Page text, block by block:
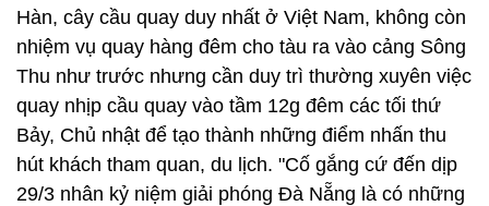
Hàn, cây cầu quay duy nhất ở Việt Nam, không còn
nhiệm vụ quay hàng đêm cho tàu ra vào cảng Sông
Thu như trước nhưng cần duy trì thường xuyên việc
quay nhịp cầu quay vào tầm 12g đêm các tối thứ
Bảy, Chủ nhật để tạo thành những điểm nhấn thu
hút khách tham quan, du lịch. "Cố gắng cứ đến dịp
29/3 nhân kỷ niệm giải phóng Đà Nẵng là có những